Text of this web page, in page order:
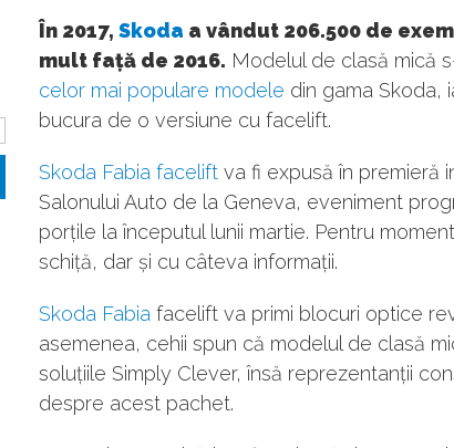
În 2017, Skoda a vândut 206.500 de
mult față de 2016. Modelul de clasă mică
celor mai populare modele din gama Skoda,
bucura de o versiune cu facelift.
Skoda Fabia facelift va fi expusă în premieră
Salonului Auto de la Geneva, eveniment
porțile la începutul lunii martie. Pentru
schiță, dar și cu câteva informații.
Skoda Fabia facelift va primi blocuri optice
asemenea, cehii spun că modelul de clasă
soluțiile Simply Clever, însă reprezentanții
despre acest pachet.